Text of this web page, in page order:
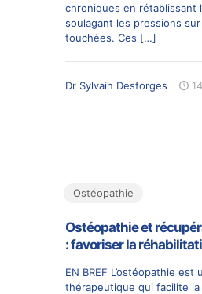
chroniques en rétablissant
soulagant les pressions
touchées. Ces […]
Dr Sylvain Desforges
Ostéopathie
Ostéopathie et
: favoriser la
EN BREF L’ostéopathie est
thérapeutique qui facilite